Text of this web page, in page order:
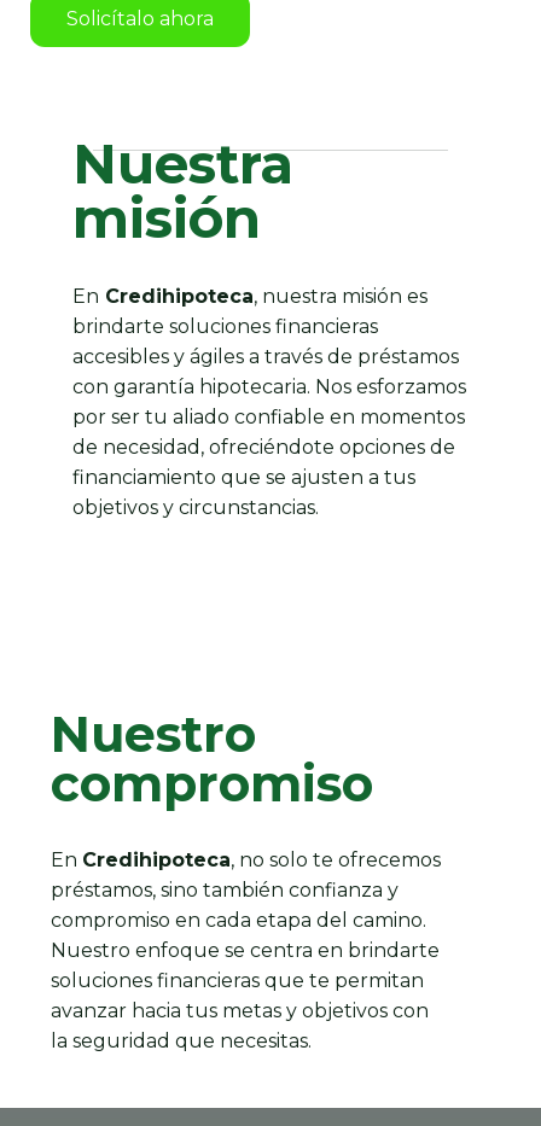
Solicítalo ahora
Nuestra
misión
En Credihipoteca, nuestra misión es
brindarte soluciones financieras
accesibles y ágiles a través de préstamos
con garantía hipotecaria. Nos esforzamos
por ser tu aliado confiable en momentos
de necesidad, ofreciéndote opciones de
financiamiento que se ajusten a tus
objetivos y circunstancias.
Nuestro
compromiso
En Credihipoteca, no solo te ofrecemos
préstamos, sino también confianza y
compromiso en cada etapa del camino.
Nuestro enfoque se centra en brindarte
soluciones financieras que te permitan
avanzar hacia tus metas y objetivos con
la seguridad que necesitas.